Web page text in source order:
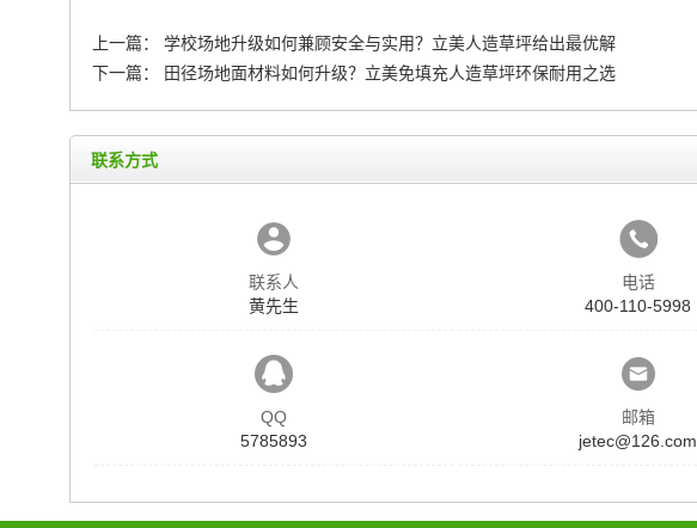
上一篇：
学校场地升级如何兼顾安全与实用？立美人造草坪给出最优解
下一篇：
田径场地面材料如何升级？立美免填充人造草坪环保耐用之选
联系方式
联系人
黄先生
电话
400-110-5998
QQ
5785893
邮箱
jetec@126.com